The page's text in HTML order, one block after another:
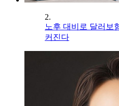
2.
노후 대비로 달러보
커진다